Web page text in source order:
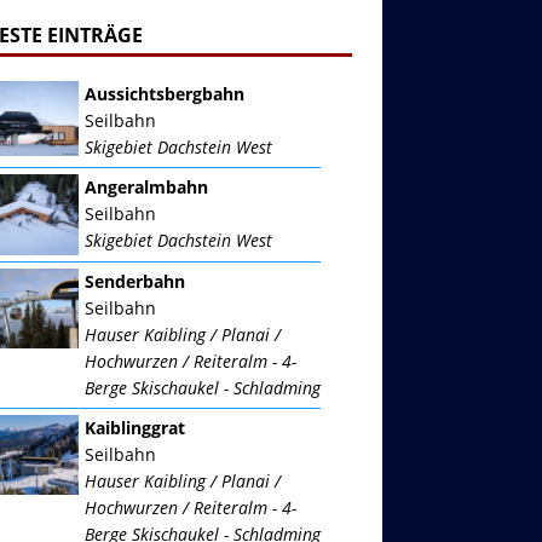
EINTRÄGE
Aussichtsbergbahn
Seilbahn
Skigebiet Dachstein West
Angeralmbahn
Seilbahn
Skigebiet Dachstein West
Senderbahn
Seilbahn
Hauser Kaibling / Planai /
Hochwurzen / Reiteralm - 4-
Berge Skischaukel - Schladming
Kaiblinggrat
Seilbahn
Hauser Kaibling / Planai /
Hochwurzen / Reiteralm - 4-
Berge Skischaukel - Schladming